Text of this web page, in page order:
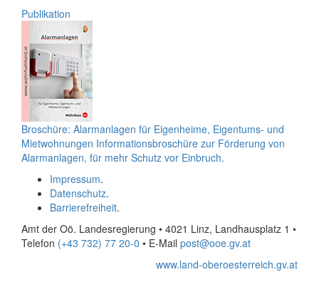
Publikation
Broschüre: Alarmanlagen für Eigenheime, Eigentums- und
Mietwohnungen Informationsbroschüre zur Förderung von
Alarmanlagen, für mehr Schutz vor Einbruch.
Impressum.
Datenschutz.
Barrierefreiheit.
Amt der Oö. Landesregierung • 4021 Linz, Landhausplatz 1 •
Telefon (+43 732) 77 20-0 • E-Mail post@ooe.gv.at
www.land-oberoesterreich.gv.at